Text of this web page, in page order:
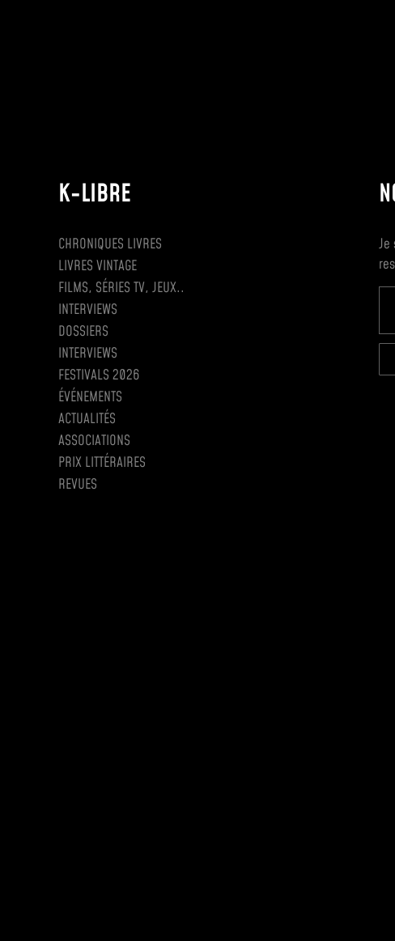
K-LIBRE
CHRONIQUES LIVRES
LIVRES VINTAGE
FILMS, SÉRIES TV, JEUX..
INTERVIEWS
DOSSIERS
INTERVIEWS
FESTIVALS 2026
ÉVÉNEMENTS
ACTUALITÉS
ASSOCIATIONS
PRIX LITTÉRAIRES
REVUES